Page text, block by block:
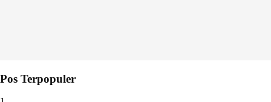
Pos Terpopuler